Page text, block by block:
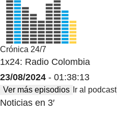
Crónica 24/7
1x24: Radio Colombia
23/08/2024 - 01:38:13
Ver más episodios Ir al podcast
Noticias en 3′